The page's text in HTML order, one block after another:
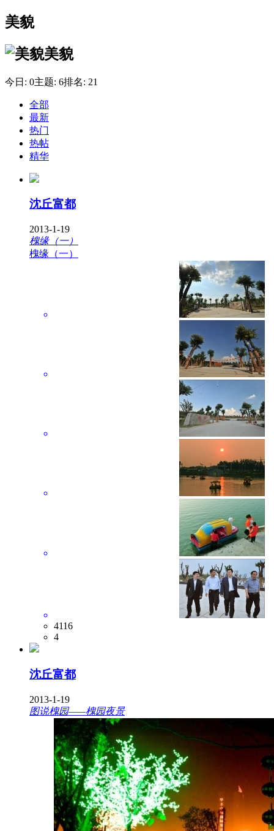
美貌
美貌
今日: 0主题: 6排名: 21
全部
最新
热门
热帖
精华
沈丘富都
2013-1-19
槐缘（一）
槐缘（一）
4116
4
沈丘富都
2013-1-19
图说槐园——槐园夜景